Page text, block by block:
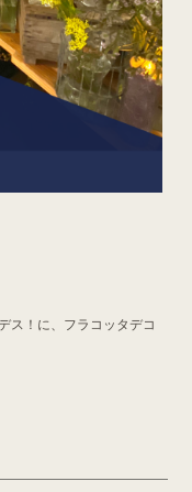
！に、フラコッタデコ